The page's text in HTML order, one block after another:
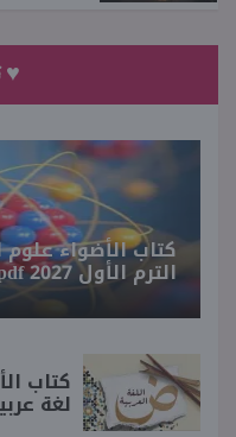
♥
كتاب الأضواء علوم
الترم الأول 2027 pdf
كتاب
لغة